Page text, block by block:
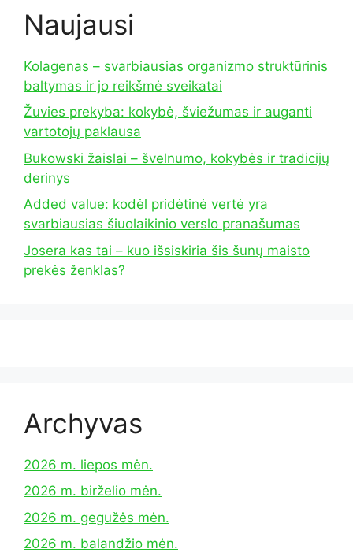
Naujausi
Kolagenas – svarbiausias organizmo struktūrinis
baltymas ir jo reikšmė sveikatai
Žuvies prekyba: kokybė, šviežumas ir auganti
vartotojų paklausa
Bukowski žaislai – švelnumo, kokybės ir tradicijų
derinys
Added value: kodėl pridėtinė vertė yra
svarbiausias šiuolaikinio verslo pranašumas
Josera kas tai – kuo išsiskiria šis šunų maisto
prekės ženklas?
Archyvas
2026 m. liepos mėn.
2026 m. birželio mėn.
2026 m. gegužės mėn.
2026 m. balandžio mėn.